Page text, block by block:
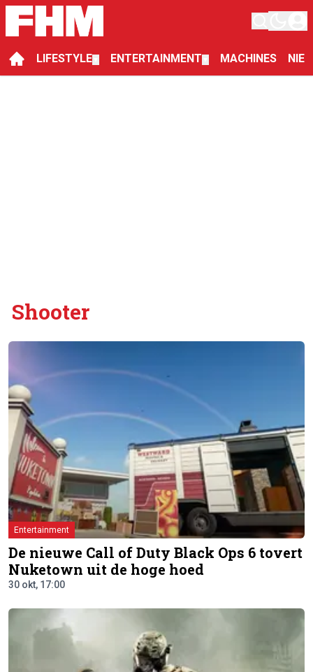
LIFESTYLE ENTERTAINMENT MACHINES
Shooter
Entertainment
De nieuwe Call of Duty Black Ops 6 tovert
Nuketown uit de hoge hoed
30 okt, 17:00